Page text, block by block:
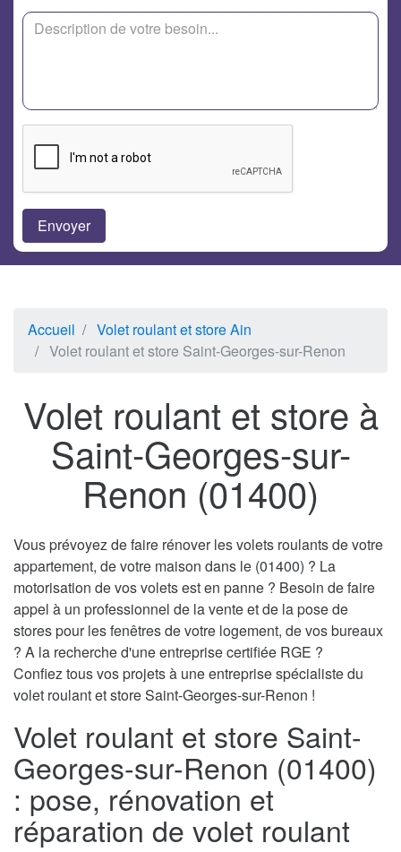
Accueil
Volet roulant et store Ain
Volet roulant et store Saint-Georges-sur-Renon
Volet roulant et store à
Saint-Georges-sur-
Renon (01400)
Vous prévoyez de faire rénover les volets roulants de votre
appartement, de votre maison dans le (01400) ? La
motorisation de vos volets est en panne ? Besoin de faire
appel à un professionnel de la vente et de la pose de
stores pour les fenêtres de votre logement, de vos bureaux
? A la recherche d'une entreprise certifiée RGE ?
Confiez tous vos projets à une entreprise spécialiste du
volet roulant et store Saint-Georges-sur-Renon !
Volet roulant et store Saint-
Georges-sur-Renon (01400)
: pose, rénovation et
réparation de volet roulant